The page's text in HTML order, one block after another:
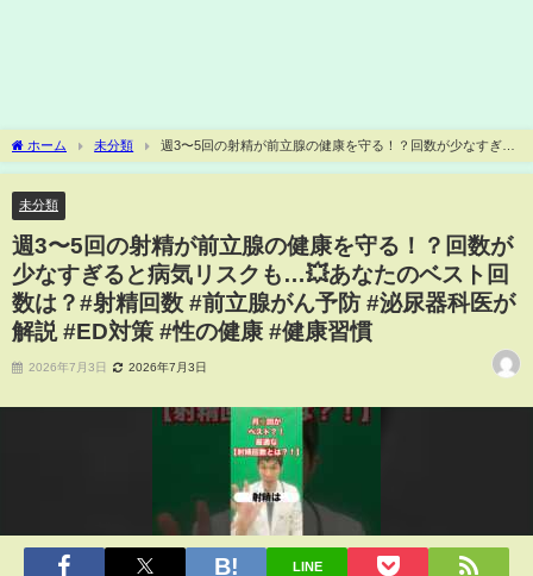
ホーム 未分類
週3〜5回の射精が前立腺の健康を守る！？回数が少なすぎる
と病気リスクも…💥あなたのベスト回数は？#射精回数 #前立腺がん予防 #泌尿器科医
未分類
週3〜5回の射精が前立腺の健康を守る！？回数が
少なすぎると病気リスクも…💥あなたのベスト回
数は？#射精回数 #前立腺がん予防 #泌尿器科医が
解説 #ED対策 #性の健康 #健康習慣
2026年7月3日 2026年7月3日
LINE